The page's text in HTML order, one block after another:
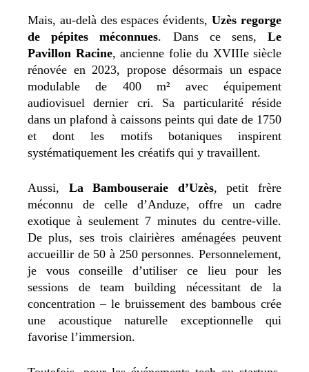
Mais, au-delà des espaces évidents,Uzès regorge
de pépites méconnues. Dans ce sens,Le
Pavillon Racine, ancienne folie du XVIIIe siècle
rénovée en 2023, propose désormais un espace
modulable de 400 m² avec équipement
audiovisuel dernier cri. Sa particularité réside
dans un plafond à caissons peints qui date de 1750
et dont les motifs botaniques inspirent
systématiquement les créatifs qui y travaillent.
Aussi, La Bambouseraie d’Uzès, petit frère
méconnu de celle d’Anduze, offre un cadre
exotique à seulement 7 minutes du centre-ville.
De plus, ses trois clairières aménagées peuvent
accueillir de 50 à 250 personnes. Personnelement,
je vous conseille d’utiliser ce lieu pour les
sessions de team building nécessitant de la
concentration – le bruissement des bambous crée
une acoustique naturelle exceptionnelle qui
favorise l’immersion.